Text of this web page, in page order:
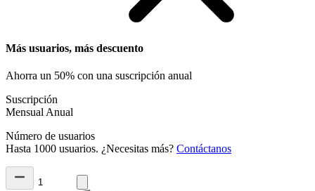
Más usuarios, más descuento
Ahorra un 50% con una suscripción anual
Suscripción
Mensual Anual
Número de usuarios
Hasta 1000 usuarios. ¿Necesitas más? Contáctanos